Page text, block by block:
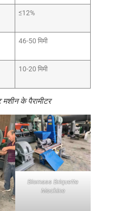
≤12%
46-50 मिमी
10-20 मिमी
के पैरामीटर
Biomass Briquette
Machine